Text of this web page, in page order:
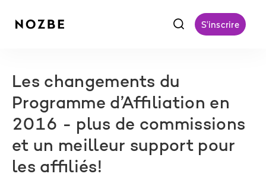
f S'inscrire
Les changements du
Programme d’Affiliation en
2016 - plus de commissions
et un meilleur support pour
les affiliés!